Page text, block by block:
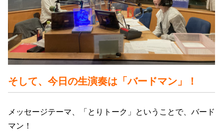
そして、今日の生演奏は「バードマン」！
メッセージテーマ、「とりトーク」ということで、バード
マン！